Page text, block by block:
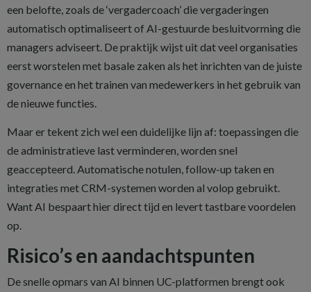
een belofte, zoals de ‘vergadercoach’ die vergaderingen
automatisch optimaliseert of AI-gestuurde besluitvorming die
managers adviseert. De praktijk wijst uit dat veel organisaties
eerst worstelen met basale zaken als het inrichten van de juiste
governance en het trainen van medewerkers in het gebruik van
de nieuwe functies.
Maar er tekent zich wel een duidelijke lijn af: toepassingen die
de administratieve last verminderen, worden snel
geaccepteerd. Automatische notulen, follow-up taken en
integraties met CRM-systemen worden al volop gebruikt.
Want AI bespaart hier direct tijd en levert tastbare voordelen
op.
Risico’s en aandachtspunten
De snelle opmars van AI binnen UC-platformen brengt ook